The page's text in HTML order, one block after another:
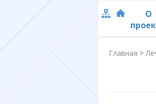
О
Главная >